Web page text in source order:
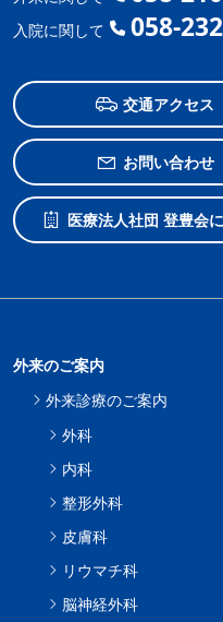
入院に関して 058-
交通アクセス
お問い合わせ
医療法人社団 登豊会
外来のご案内
外来診療のご案内
外科
内科
整形外科
皮膚科
リウマチ科
脳神経外科